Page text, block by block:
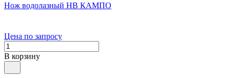
Нож водолазный НВ КАМПО
Цена по запросу
В корзину